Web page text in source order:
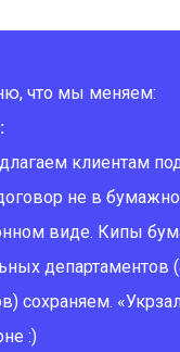
что мы меняем:
клиентам
не в
виде. Кипы
департаментов
сохраняем.
:)